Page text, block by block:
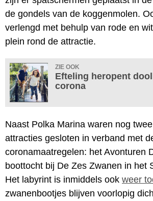
de gondels van de koggenmolen.
verlengd met behulp van rode en
plein rond de attractie.
ZIE OOK
Efteling heropent
corona
Naast Polka Marina waren nog
attracties gesloten in verband met
coronamaatregelen: het Avonturen
boottocht bij De Zes Zwanen in het
Het labyrint is inmiddels ook weer
zwanenbootjes blijven voorlopig